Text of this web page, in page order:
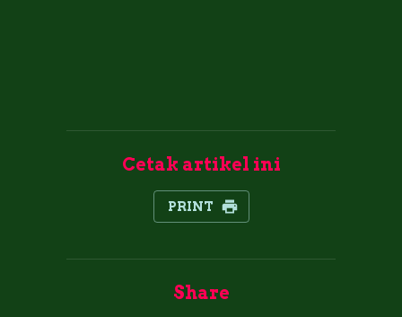
Cetak artikel ini
PRINT
Share